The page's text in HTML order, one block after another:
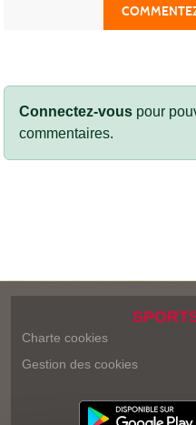
Connectez-vous pour
commentaires.
Charte cookies
Gestion des cookies